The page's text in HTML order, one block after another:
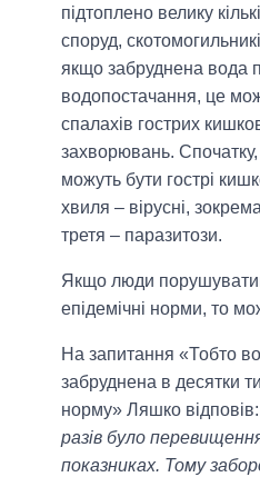
підтоплено велику
споруд,
якщо забруднена вода
водопостачання, це
спалахів гострих
захворювань.
можуть бути гострі
хвиля – вірусні,
третя – паразитози.
Якщо люди
епідемічні норми, то
На запитання «Тобто
забруднена в десятки
норму» Ляшко відповів:
разів було
показниках. Тому